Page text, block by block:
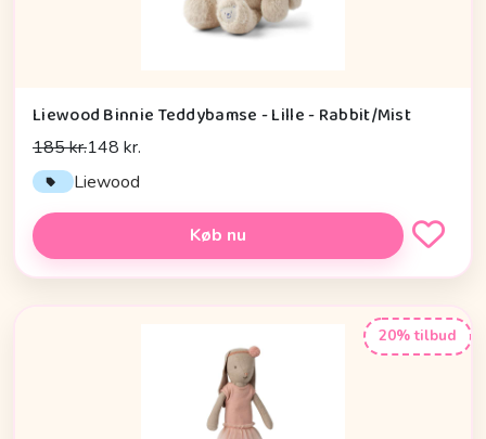
Liewood Binnie Teddybamse - Lille - Rabbit/Mist
185 kr.148 kr.
Liewood
Køb nu
20% tilbud